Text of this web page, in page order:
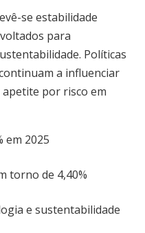
se estabilidade
para
Políticas
a influenciar
por risco em
em 2025
torno de 4,40%
e sustentabilidade